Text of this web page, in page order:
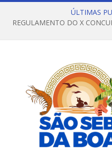
ÚLTIMAS